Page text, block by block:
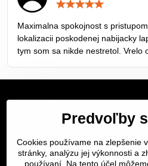
5
Maximalna spokojnost s
lokalizacii poskodenej nabijacky
tym som sa nikde nestretol. Vrelo
Servis Bratislava
Servis Košice
Predvoľby
Cookies používame na zlepšenie
stránky, analýzu jej výkonnosti a
používaní. Na tento účel